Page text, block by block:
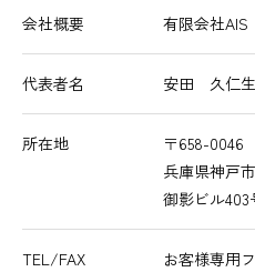
会社概要 有限会社AIS
代表者名 安田 久仁生
所在地
〒658-0046
兵庫県神戸
御影ビル403
TEL/FAX
お客様専用